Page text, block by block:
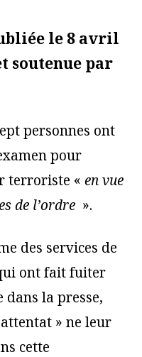
le 8 avril
soutenue par
personnes ont
pour
terroriste « en vue
de l’ordre ».
des services de
ont fait fuiter
dans la presse,
» ne leur
cette